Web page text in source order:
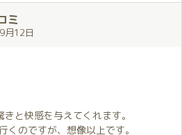
ホント色っぽくて、プレイ中にはた
をささやいてくれ、ずっと体がプル
りでした!それだけではなくて、女の
くさん教えてくれて開眼でした。今
謝でした(^-^)v
とを教えてほしいので、また次にお
ています!!
ミ
月12日
と快感を与えてくれます。
くのですが、想像以上です。